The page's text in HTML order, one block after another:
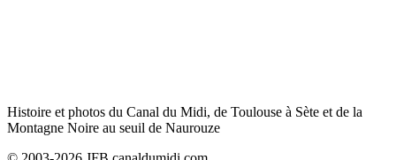
Histoire et photos du Canal du Midi, de Toulouse à Sète et de la
Montagne Noire au seuil de Naurouze